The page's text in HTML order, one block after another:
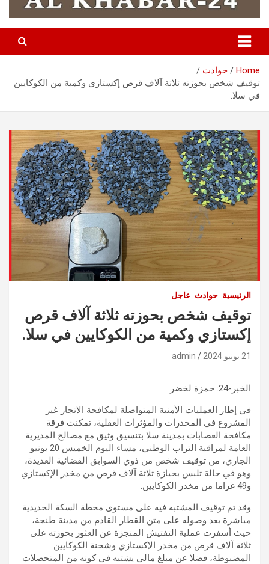
Home
حوادث
توقيف شخص بحوزته ثلاثة آلاف قرص إكستازي وكمية من الكوكايين
في سلا.
الرئيسية حوادث عاجل
توقيف شخص بحوزته ثلاثة آلاف قرص
إكستازي وكمية من الكوكايين في سلا.
21 يونيو 2024 admin
الخبر-24: حمزة لخضر
في إطار العمليات الأمنية المتواصلة لمكافحة الاتجار غير
المشروع في المخدرات والمؤثرات العقلية، تمكنت فرقة
مكافحة العصابات بمدينة سلا بتنسيق وثيق مع مصالح المديرية
العامة لمراقبة التراب الوطني، مساء اليوم الخميس 20 يونيو
الجاري، من توقيف شخص من ذوي السوابق القضائية العديدة،
وهو في حالة تلبس بحيازة ثلاثة آلاف قرص من مخدر الإكستازي
و49 غراما من مخدر الكوكايين.
وقد تم توقيف المشتبه فيه على مستوى محطة السكة الحديدية
مباشرة بعد وصوله على متن القطار القادم من مدينة طنجة،
حيث أسفرت عملية التفتيش المنجزة عن العثور بحوزته على
ثلاثة آلاف قرص من مخدر الإكستازي وشحنة الكوكايين
المضبوطة، فضلا عن مبلغ مالي يشتبه في كونه من المتحصلات